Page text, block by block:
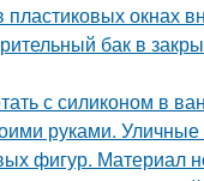
пластиковых окнах
бак в
с силиконом в
руками.
фигур. Материал